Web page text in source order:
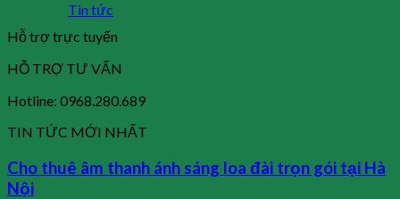
Tin tức
Hỗ trợ trực tuyến
HỖ TRỢ TƯ VẤN
Hotline: 0968.280.689
TIN TỨC MỚI NHẤT
Cho thuê âm thanh ánh sáng loa đài trọn gói tại Hà
Nội